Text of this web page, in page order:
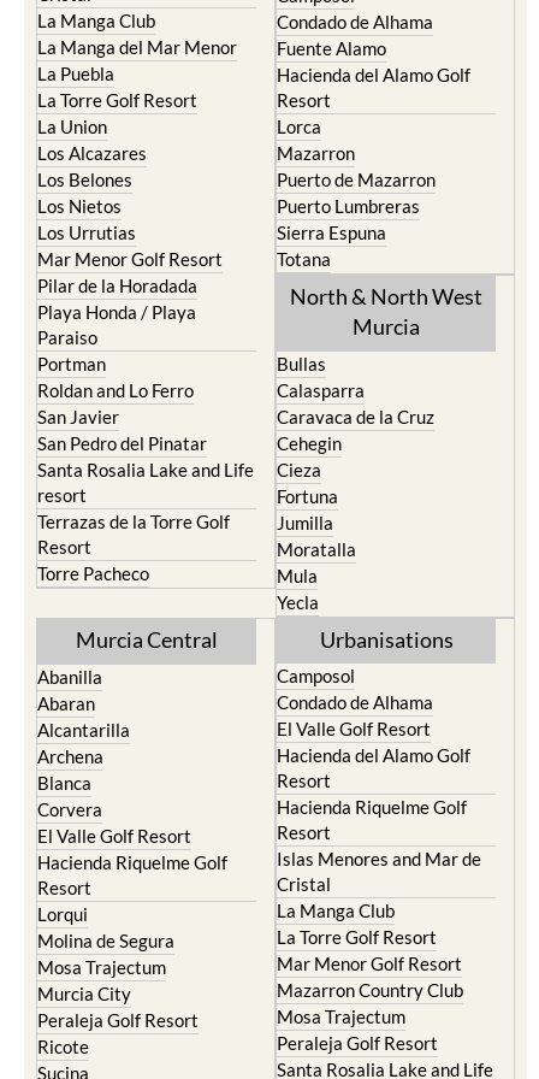
La Manga Club
La Manga del Mar Menor
La Puebla
La Torre Golf Resort
La Union
Los Alcazares
Los Belones
Los Nietos
Los Urrutias
Mar Menor Golf Resort
Pilar de la Horadada
Playa Honda / Playa
Paraiso
Portman
Roldan and Lo Ferro
San Javier
San Pedro del Pinatar
Santa Rosalia Lake and Life
resort
Terrazas de la Torre Golf
Resort
Torre Pacheco
Condado de Alhama
Fuente Alamo
Hacienda del Alamo Golf
Resort
Lorca
Mazarron
Puerto de Mazarron
Puerto Lumbreras
Sierra Espuna
Totana
North & North West
Murcia
Bullas
Calasparra
Caravaca de la Cruz
Cehegin
Cieza
Fortuna
Jumilla
Moratalla
Mula
Yecla
Murcia Central
Abanilla
Abaran
Alcantarilla
Archena
Blanca
Corvera
El Valle Golf Resort
Hacienda Riquelme Golf
Resort
Lorqui
Molina de Segura
Mosa Trajectum
Murcia City
Peraleja Golf Resort
Ricote
Sucina
Urbanisations
Camposol
Condado de Alhama
El Valle Golf Resort
Hacienda del Alamo Golf
Resort
Hacienda Riquelme Golf
Resort
Islas Menores and Mar de
Cristal
La Manga Club
La Torre Golf Resort
Mar Menor Golf Resort
Mazarron Country Club
Mosa Trajectum
Peraleja Golf Resort
Santa Rosalia Lake and Life